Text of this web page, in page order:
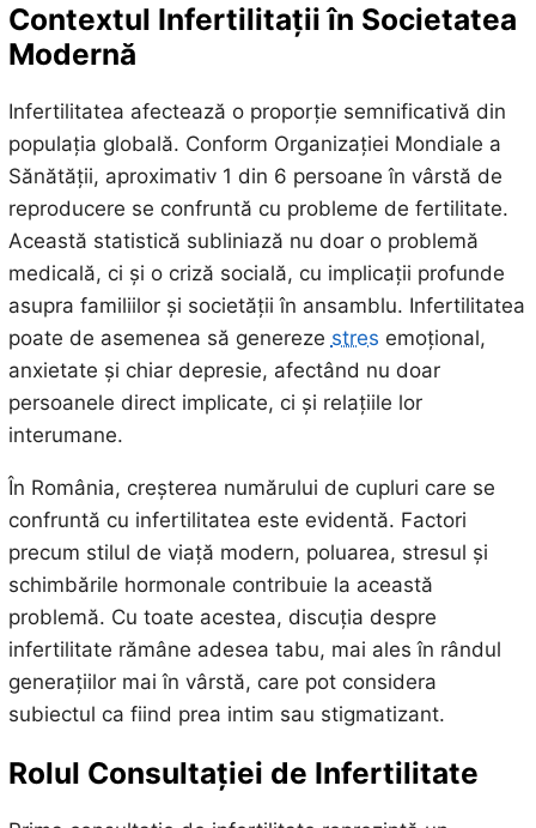
Contextul Infertilitații în Societatea
Modernă
Infertilitatea afectează o proporție semnificativă din
populația globală. Conform Organizației Mondiale a
Sănătății, aproximativ 1 din 6 persoane în vârstă de
reproducere se confruntă cu probleme de fertilitate.
Această statistică subliniază nu doar o problemă
medicală, ci și o criză socială, cu implicații profunde
asupra familiilor și societății în ansamblu. Infertilitatea
poate de asemenea să genereze stres emoțional,
anxietate și chiar depresie, afectând nu doar
persoanele direct implicate, ci și relațiile lor
interumane.
În România, creșterea numărului de cupluri care se
confruntă cu infertilitatea este evidentă. Factori
precum stilul de viață modern, poluarea, stresul și
schimbările hormonale contribuie la această
problemă. Cu toate acestea, discuția despre
infertilitate rămâne adesea tabu, mai ales în rândul
generațiilor mai în vârstă, care pot considera
subiectul ca fiind prea intim sau stigmatizant.
Rolul Consultației de Infertilitate